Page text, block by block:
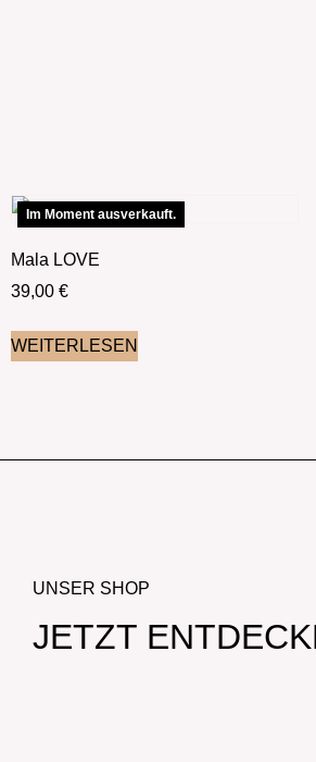
Im Moment ausverkauft.
Mala LOVE
39,00 €
WEITERLESEN
UNSER SHOP
JETZT